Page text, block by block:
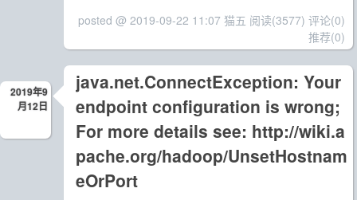
posted @ 2019-09-22 11:07 猫五 阅读(3577) 评论(0)
推荐(0)
2019年9
月12日
java.net.ConnectException: Your
endpoint configuration is wrong;
For more details see: http://wiki.a
pache.org/hadoop/UnsetHostnam
eOrPort